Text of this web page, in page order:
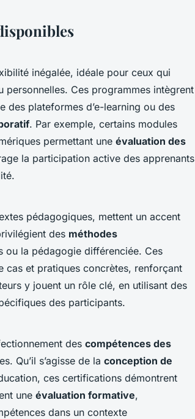
inégalée, idéale pour ceux qui
Ces programmes intègrent
des plateformes d’e-learning ou des
. Par exemple, certains modules
permettant une évaluation des
la participation active des apprenants
pédagogiques, mettent un accent
des méthodes
ou la pédagogie différenciée. Ces
cas et pratiques concrètes, renforçant
y jouent un rôle clé, en utilisant des
des participants.
des compétences des
Qu’il s’agisse de la conception de
ces certifications démontrent
une évaluation formative,
dans un contexte